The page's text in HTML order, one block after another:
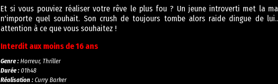
Et si vous pouviez réaliser votre rêve le plus fou ? Un jeune introverti met la
n'importe quel souhait. Son crush de toujours tombe alors raide dingue de
attention à ce que vous souhaitez !
Interdit aux moins de 16 ans
Genre : Horreur, Thriller
Durée : 01h48
Réalisation : Curry Barker